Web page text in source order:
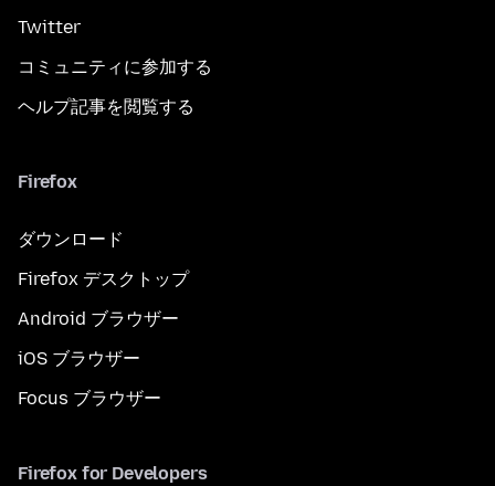
Twitter
コミュニティに参加する
ヘルプ記事を閲覧する
Firefox
ダウンロード
Firefox デスクトップ
Android ブラウザー
iOS ブラウザー
Focus ブラウザー
Firefox for Developers